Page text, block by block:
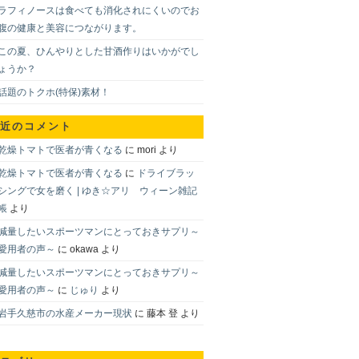
フィノースは食べても消化されにくいのでお
の健康と美容につながります。
の夏、ひんやりとした甘酒作りはいかがでし
うか？
題のトクホ(特保)素材！
のコメント
燥トマトで医者が青くなる に mori より
燥トマトで医者が青くなる に ドライブラッ
ングで女を磨く | ゆき☆アリ ウィーン雑記
より
量したいスポーツマンにとっておきサプリ～
用者の声～ に okawa より
量したいスポーツマンにとっておきサプリ～
用者の声～ に じゅり より
手久慈市の水産メーカー現状 に 藤本 登 より